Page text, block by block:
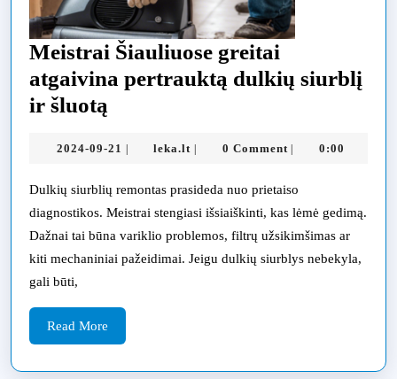
Meistrai Šiauliuose greitai
atgaivina pertrauktą dulkių siurblį
ir šluotą
greitai
atgaivina
pertrauktą
dulkių
siurblį
šluotą
2024-09-21 2024-leka.lt leka.lt0 Comment 0:00
Dulkių siurblių remontas prasideda nuo prietaiso
diagnostikos. Meistrai stengiasi išsiaiškinti, kas lėmė gedimą.
Dažnai tai būna variklio problemos, filtrų užsikimšimas ar
kiti mechaniniai pažeidimai. Jeigu dulkių siurblys nebekyla,
gali būti,
Read More
More